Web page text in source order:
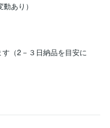
あり）
2－３日納品を目安に